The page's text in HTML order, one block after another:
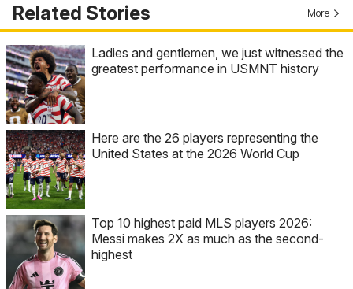
Related Stories More
Ladies and gentlemen, we just witnessed the
greatest performance in USMNT history
Here are the 26 players representing the
United States at the 2026 World Cup
Top 10 highest paid MLS players 2026:
Messi makes 2X as much as the second-
highest